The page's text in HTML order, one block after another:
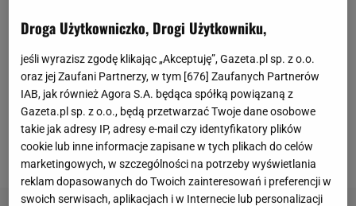
początek miał dość nerwowy, to później wszedł na
zdecydowanie wyższy poziom, pomagając odnieść
ważne zwycięstwo. I w kolejnych tygodniach
obrońca najpewniej będzie miał więcej okazji do gry.
Niewykluczone, że kolejne występy zaowocują...
transferem.
Droga Użytkowniczko, Drogi Użytkowniku,
jeśli wyrazisz zgodę klikając „Akceptuję”, Gazeta.pl sp. z o.o.
oraz jej Zaufani Partnerzy, w tym [676] Zaufanych Partnerów
IAB, jak również Agora S.A. będąca spółką powiązaną z
Gazeta.pl sp. z o.o., będą przetwarzać Twoje dane osobowe
takie jak adresy IP, adresy e-mail czy identyfikatory plików
cookie lub inne informacje zapisane w tych plikach do celów
marketingowych, w szczególności na potrzeby wyświetlania
reklam dopasowanych do Twoich zainteresowań i preferencji w
swoich serwisach, aplikacjach i w Internecie lub personalizacji